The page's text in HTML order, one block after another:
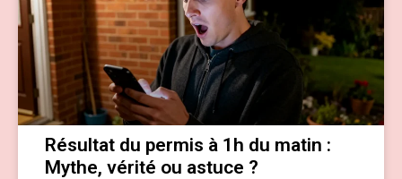
Résultat du permis à 1h du matin :
Mythe, vérité ou astuce ?